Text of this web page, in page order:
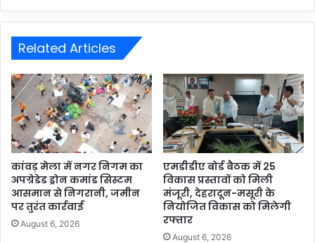
Related Articles
कांवड़ मेला में नगर निगम का
अपग्रेडेड ड्रोन कमांड सिस्टम
आसमान से निगरानी, जमीन
पर तुरंत कार्रवाई
August 6, 2026
एमडीडीए बोर्ड बैठक में 25
विकास प्रस्तावों को मिली
मंजूरी, देहरादून-मसूरी के
नियोजित विकास को मिलेगी
रफ्तार
August 6, 2026